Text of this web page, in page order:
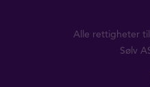
Alle rettigheter
Sølv